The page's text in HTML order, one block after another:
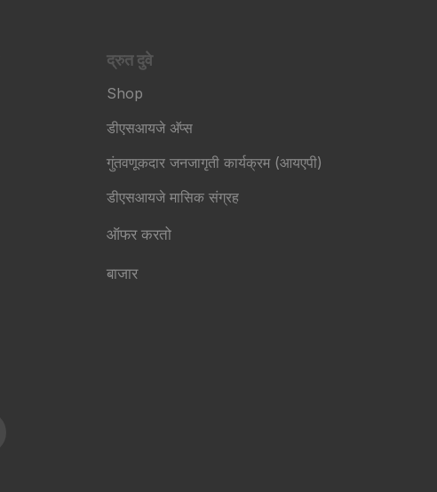
द्रुत दुवे
Shop
डीएसआयजे अ‍ॅप्स
गुंतवणूकदार जनजागृती कार्यक्रम (आयएपी)
डीएसआयजे मासिक संग्रह
ऑफर करतो
बाजार